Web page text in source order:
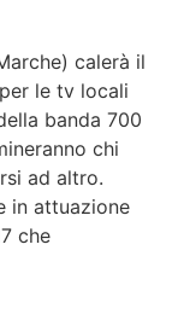
calerà il
le tv locali
banda 700
chi
ad altro.
in attuazione
che